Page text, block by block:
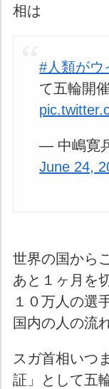
相は
#人類がウ
て五輪開催
— 中嶋寛
June 24,
世界の国から
あと１ヶ月を
１０万人の選
国内の人の流
スガ首相いつ
証」として五